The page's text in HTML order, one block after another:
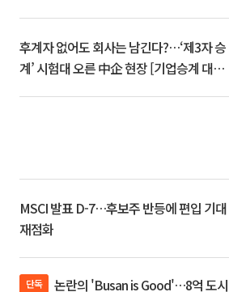
후계자 없어도 회사는 남긴다?…‘제3자 승
계’ 시험대 오른 中企 현장 [기업승계 대전
MSCI 발표 D-7…후보주 반등에 편입 기대
재점화
단독